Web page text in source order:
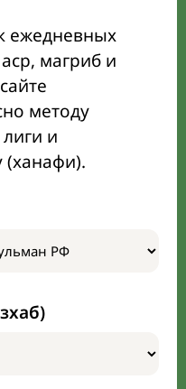
ежедневных
магриб и
методу
и
(ханафи).